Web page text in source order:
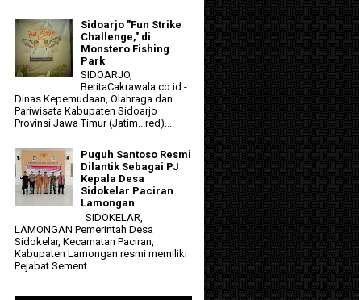
Sidoarjo "Fun Strike
Challenge," di
Monstero Fishing
Park
SIDOARJO,
BeritaCakrawala.co.id -
Dinas Kepemudaan, Olahraga dan
Pariwisata Kabupaten Sidoarjo
Provinsi Jawa Timur (Jatim...red)...
Puguh Santoso Resmi
Dilantik Sebagai PJ
Kepala Desa
Sidokelar Paciran
Lamongan
SIDOKELAR,
LAMONGAN Pemerintah Desa
Sidokelar, Kecamatan Paciran,
Kabupaten Lamongan resmi memiliki
Pejabat Sement...